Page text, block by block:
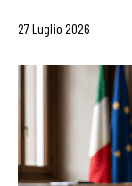
27 Luglio 2026